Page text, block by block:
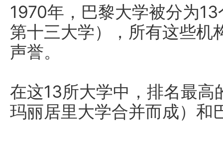
1970年，巴黎大学被分为
第十三大学），所有这些机
声誉。
在这13所大学中，排名最
玛丽居里大学合并而成）和